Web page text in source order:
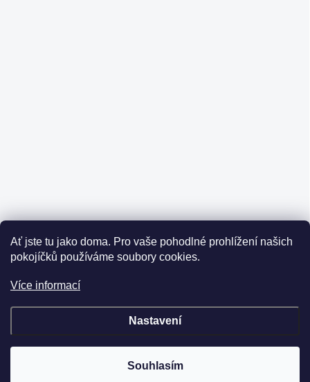
Ať jste tu jako doma. Pro vaše pohodlné prohlížení našich
pokojíčků používáme soubory cookies.
Více informací
Nastavení
Souhlasím